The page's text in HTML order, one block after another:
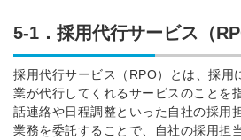
5-1．採用代行サービス（
採用代行サービス（RPO）とは、採用
業が代行してくれるサービスのことを
話連絡や日程調整といった自社の採用
業務を委託することで、自社の採用担